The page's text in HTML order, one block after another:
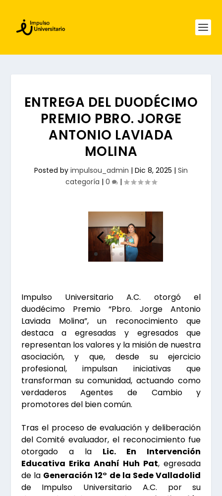
ENTREGA DEL DUODÉCIMO
PREMIO PBRO. JORGE
ANTONIO LAVIADA
MOLINA
Posted by impulsou_admin | Dic 8, 2025 | Sin
categoría | 0 |
Impulso Universitario A.C. otorgó el
duodécimo Premio “Pbro. Jorge Antonio
Laviada Molina”, un reconocimiento que
destaca a egresadas y egresados que
representan los valores y la misión de nuestra
asociación, y que, desde su ejercicio
profesional, impulsan iniciativas que
transforman su comunidad, actuando como
verdaderos Agentes de Cambio y
promotores del bien común.
Tras el proceso de evaluación y deliberación
del Comité evaluador, el reconocimiento fue
otorgado a la Lic. En Intervención
Educativa Erika Anahí Huh Pat, egresada
de la Generación 12° de la Sede Valladolid
de Impulso Universitario A.C. por su